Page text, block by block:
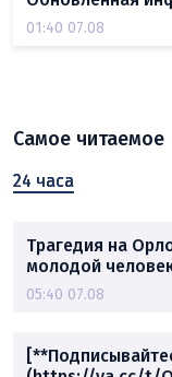
01:40 07.08
Самое читаемое
24 часа
Трагедия на
молодой
05:40 07.08